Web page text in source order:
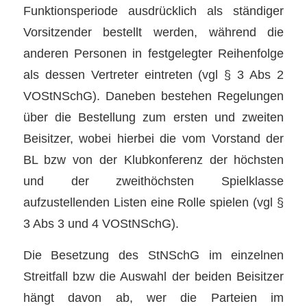
Funktionsperiode ausdrücklich als ständiger
Vorsitzender bestellt werden, während die
anderen Personen in festgelegter Reihenfolge
als dessen Vertreter eintreten (vgl § 3 Abs 2
VOStNSchG). Daneben bestehen Regelungen
über die Bestellung zum ersten und zweiten
Beisitzer, wobei hierbei die vom Vorstand der
BL bzw von der Klubkonferenz der höchsten
und der zweithöchsten Spielklasse
aufzustellenden Listen eine Rolle spielen (vgl §
3 Abs 3 und 4 VOStNSchG).
Die Besetzung des StNSchG im einzelnen
Streitfall bzw die Auswahl der beiden Beisitzer
hängt davon ab, wer die Parteien im